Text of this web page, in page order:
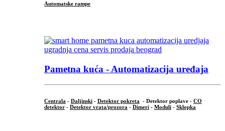
Automatske rampe
Pametna kuća - Automatizacija uređaja
Centrala - Daljinski - Detektor pokreta - Detektor poplave - CO
detektor - Detektor vrata/prozora - Dimeri - Moduli - Sklopka